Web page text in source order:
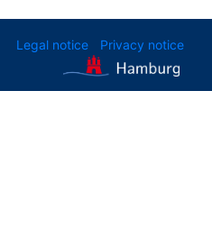
Legal notice Privacy notice